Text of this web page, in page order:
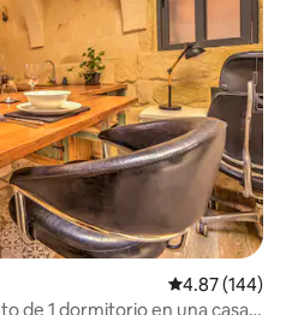
Calificación
4.87 (144)
de 1 dormitorio en una casa